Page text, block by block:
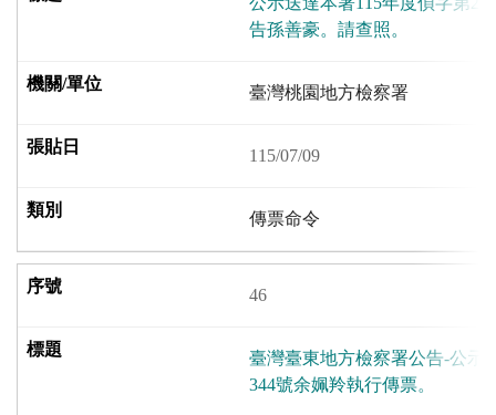
告孫善豪。請查照。
臺灣桃園地方檢察署
115/07/09
傳票命令
46
臺灣臺東地方檢察署公告-公示
344號余姵羚執行傳票。